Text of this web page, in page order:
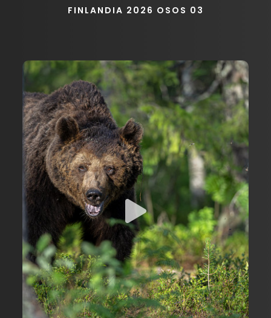
FINLANDIA 2026 OSOS 03